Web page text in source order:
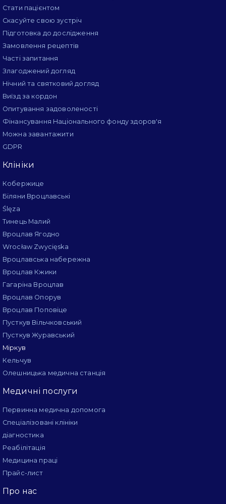
Стати пацієнтом
Скасуйте свою зустріч
Підготовка до дослідження
Замовлення рецептів
Часті запитання
Злагоджений догляд
Нічний та святковий догляд
Виїзд за кордон
Опитування задоволеності
Фінансування Національного фонду здоров'я
Можна завантажити
GDPR
Клініки
Кобержице
Біляни Вроцлавські
Ślęza
Тинець Малий
Вроцлав Ягодно
Wrocław Zwycięska
Вроцлавська набережна
Вроцлав Кжики
Гагаріна Вроцлав
Вроцлав Опорув
Вроцлав Поповіце
Пусткув Вільчковський
Пусткув Журавський
Міркув
Кельчув
Олешницька медична станція
Медичні послуги
Первинна медична допомога
Спеціалізовані клініки
діагностика
Реабілітація
Медицина праці
Прайс-лист
Про нас